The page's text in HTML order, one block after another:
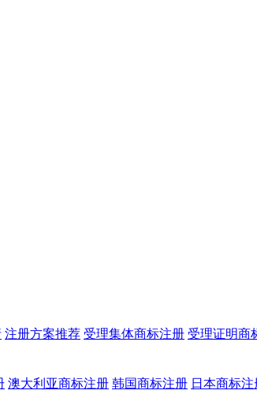
注册方案推荐 受理集体商标注册 受理证明商
澳大利亚商标注册 韩国商标注册 日本商标注